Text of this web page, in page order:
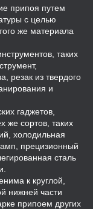
припоя путем
с целью
же материала
таких
резак из твердого
и
гаджетов,
же сортов, таких
холодильная
прецизионный
сталь
к круглой,
нижней части
припоем других